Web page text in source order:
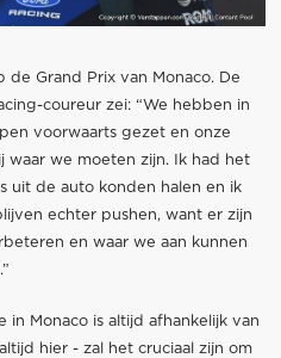
Grand Prix van Monaco. De
coureur zei: “We hebben in
voorwaarts gezet en onze
we moeten zijn. Ik had het
uit de auto konden halen en ik
echter pushen, want er zijn
en waar we aan kunnen
in Monaco is altijd afhankelijk van
hier - zal het cruciaal zijn om